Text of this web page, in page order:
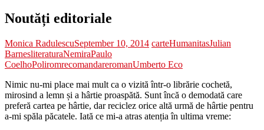
Noutăți editoriale
Monica RadulescuSeptember 10, 2014 carteHumanitasJulian
BarnesliteraturaNemiraPaulo
CoelhoPoliromrecomandareromanUmberto Eco
Nimic nu-mi place mai mult ca o vizită într-o librărie cochetă,
mirosind a lemn și a hârtie proaspătă. Sunt încă o demodată care
preferă cartea pe hârtie, dar reciclez orice altă urmă de hârtie pentru
a-mi spăla păcatele. Iată ce mi-a atras atenția în ultima vreme: